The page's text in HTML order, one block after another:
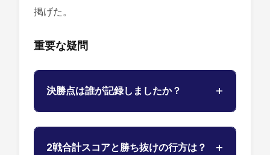
掲げた。
重要な疑問
決勝点は誰が記録しましたか？
2戦合計スコアと勝ち抜けの行方は？